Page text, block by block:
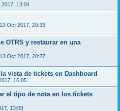
2017, 13:04
13 Oct 2017, 20:33
OTRS y restaurar en una
13 Oct 2017, 20:27
vista de tickets en Dashboard
16:05
el tipo de nota en los tickets
13:08